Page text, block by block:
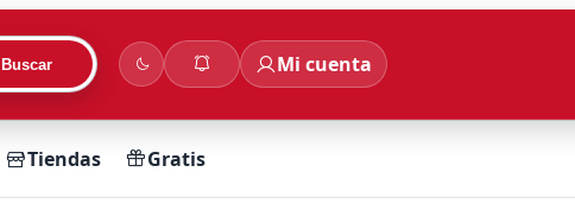
Buscar Mi cuenta
Tiendas Gratis